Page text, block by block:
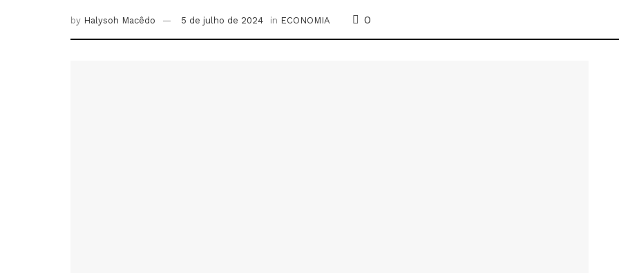
by Halysoh Macêdo 5 de julho de 2024 in ECONOMIA 0